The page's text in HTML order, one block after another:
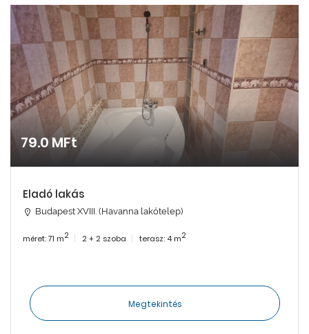
79.0 MFt
Eladó lakás
Budapest XVIII. (Havanna lakótelep)
méret: 71 m2 2 + 2 szoba terasz: 4 m2
Megtekintés